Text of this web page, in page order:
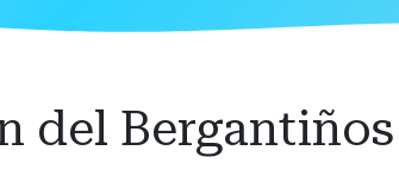
del